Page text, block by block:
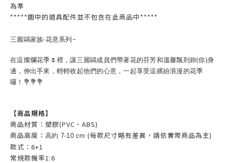
為準
*****圖中的道具配件並不包含在此商品中*****
三麗鷗家族-花意系列~
在這燦爛花季🌷裡，讓三麗鷗成員們帶著花的芬芳和溫馨飄到妳(你)身
邊，伸出手來，輕輕收起他們的心意，一起享受這繽紛浪漫的花季
囉！💐💐💐
【商品規格】
商品材質：塑膠(PVC、ABS)
商品高度： 高約 7-10 cm (每款尺寸略有差異，請依實際商品為主)
款式：6+1
常規款機率1:6